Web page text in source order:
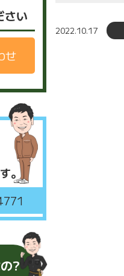
さい
せ
。
?
2022.10.17